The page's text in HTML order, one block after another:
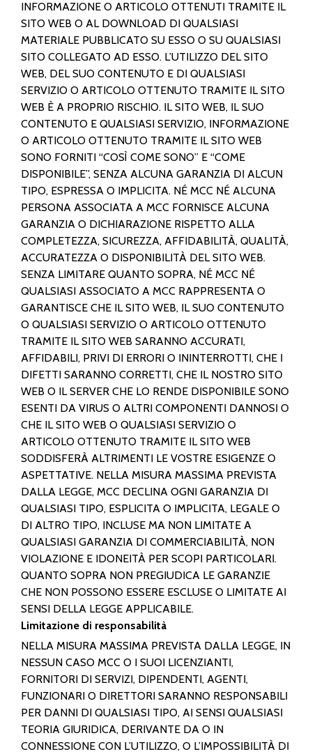
INFORMAZIONE O ARTICOLO OTTENUTI TRAMITE IL
SITO WEB O AL DOWNLOAD DI QUALSIASI
MATERIALE PUBBLICATO SU ESSO O SU QUALSIASI
SITO COLLEGATO AD ESSO. L’UTILIZZO DEL SITO
WEB, DEL SUO CONTENUTO E DI QUALSIASI
SERVIZIO O ARTICOLO OTTENUTO TRAMITE IL SITO
WEB È A PROPRIO RISCHIO. IL SITO WEB, IL SUO
CONTENUTO E QUALSIASI SERVIZIO, INFORMAZIONE
O ARTICOLO OTTENUTO TRAMITE IL SITO WEB
SONO FORNITI “COSÌ COME SONO” E “COME
DISPONIBILE”, SENZA ALCUNA GARANZIA DI ALCUN
TIPO, ESPRESSA O IMPLICITA. NÉ MCC NÉ ALCUNA
PERSONA ASSOCIATA A MCC FORNISCE ALCUNA
GARANZIA O DICHIARAZIONE RISPETTO ALLA
COMPLETEZZA, SICUREZZA, AFFIDABILITÀ, QUALITÀ,
ACCURATEZZA O DISPONIBILITÀ DEL SITO WEB.
SENZA LIMITARE QUANTO SOPRA, NÉ MCC NÉ
QUALSIASI ASSOCIATO A MCC RAPPRESENTA O
GARANTISCE CHE IL SITO WEB, IL SUO CONTENUTO
O QUALSIASI SERVIZIO O ARTICOLO OTTENUTO
TRAMITE IL SITO WEB SARANNO ACCURATI,
AFFIDABILI, PRIVI DI ERRORI O ININTERROTTI, CHE I
DIFETTI SARANNO CORRETTI, CHE IL NOSTRO SITO
WEB O IL SERVER CHE LO RENDE DISPONIBILE SONO
ESENTI DA VIRUS O ALTRI COMPONENTI DANNOSI O
CHE IL SITO WEB O QUALSIASI SERVIZIO O
ARTICOLO OTTENUTO TRAMITE IL SITO WEB
SODDISFERÀ ALTRIMENTI LE VOSTRE ESIGENZE O
ASPETTATIVE. NELLA MISURA MASSIMA PREVISTA
DALLA LEGGE, MCC DECLINA OGNI GARANZIA DI
QUALSIASI TIPO, ESPLICITA O IMPLICITA, LEGALE O
DI ALTRO TIPO, INCLUSE MA NON LIMITATE A
QUALSIASI GARANZIA DI COMMERCIABILITÀ, NON
VIOLAZIONE E IDONEITÀ PER SCOPI PARTICOLARI.
QUANTO SOPRA NON PREGIUDICA LE GARANZIE
CHE NON POSSONO ESSERE ESCLUSE O LIMITATE AI
SENSI DELLA LEGGE APPLICABILE.
Limitazione di responsabilità
NELLA MISURA MASSIMA PREVISTA DALLA LEGGE, IN
NESSUN CASO MCC O I SUOI LICENZIANTI,
FORNITORI DI SERVIZI, DIPENDENTI, AGENTI,
FUNZIONARI O DIRETTORI SARANNO RESPONSABILI
PER DANNI DI QUALSIASI TIPO, AI SENSI QUALSIASI
TEORIA GIURIDICA, DERIVANTE DA O IN
CONNESSIONE CON L’UTILIZZO, O L’IMPOSSIBILITÀ DI